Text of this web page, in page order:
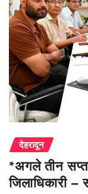
देहरादून
*अगले तीन
जिलाधिकारी